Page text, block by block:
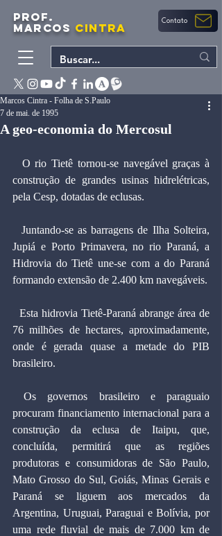
PROF.
MARCOS CINTRA Contato
A geo-economia do Mercosul
Marcos Cintra - Folha de S.Paulo
7 de mai. de 1995
construção de grandes usinas hidrelétricas,
pela Cesp, dotadas de eclusas.
Jupiá e Porto Primavera, no rio Paraná, a
Hidrovia do Tietê une-se com a do Paraná
formando extensão de 2.400 km navegáveis.
76 milhões de hectares, aproximadamente,
onde é gerada quase a metade do PIB
brasileiro.
Os governos brasileiro e paraguaio
procuram financiamento internacional para a
construção da eclusa de Itaipu, que,
concluída, permitirá que as regiões
produtoras e consumidoras de São Paulo,
Mato Grosso do Sul, Goiás, Minas Gerais e
Paraná se liguem aos mercados da
Argentina, Uruguai, Paraguai e Bolívia, por
uma rede fluvial de mais de 7.000 km de